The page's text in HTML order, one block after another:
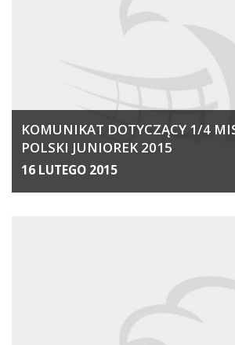
KOMUNIKAT DOTYCZĄCY 1/4
POLSKI JUNIOREK 2015
16 LUTEGO 2015